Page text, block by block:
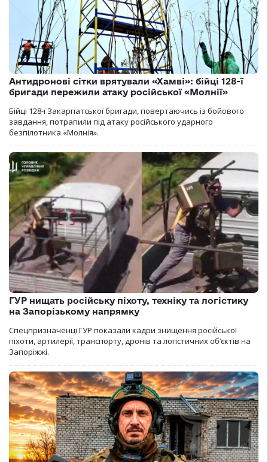
Антидронові сітки врятували «Хамві»: бійці 128-ї
бригади пережили атаку російської «Молнії»
Бійці 128-ї Закарпатської бригади, повертаючись із бойового
завдання, потрапили під атаку російського ударного
безпілотника «Молнія».
ГУР нищать російську піхоту, техніку та логістику
на Запорізькому напрямку
Спецпризначенці ГУР показали кадри знищення російської
піхоти, артилерії, транспорту, дронів та логістичних об’єктів на
Запоріжжі.